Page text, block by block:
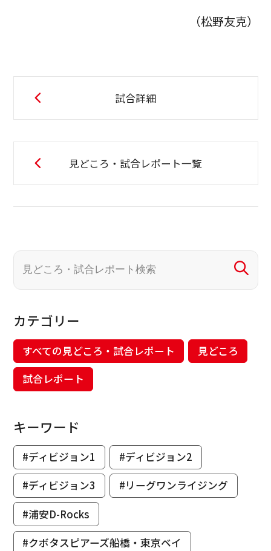
（松野友克）
試合詳細
見どころ・試合レポート一覧
カテゴリー
すべての見どころ・試合レポート
見どころ
試合レポート
キーワード
#ディビジョン1
#ディビジョン2
#ディビジョン3
#リーグワンライジング
#浦安D-Rocks
#クボタスピアーズ船橋・東京ベイ